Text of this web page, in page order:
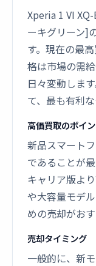
Xperia 1 VI
ーキグリーン]
す。現在の最
格は市場の需
日々変動しま
て、最も有利
高価買取のポイ
新品スマート
であることが
キャリア版よ
や大容量モデ
めの売却がおす
売却タイミング
一般的に、新